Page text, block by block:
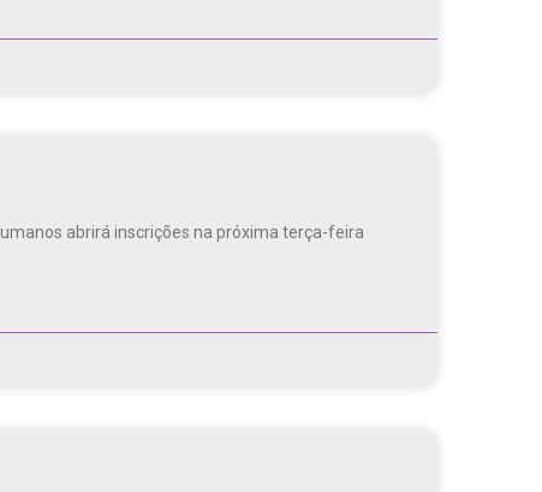
abrirá inscrições na próxima terça-feira